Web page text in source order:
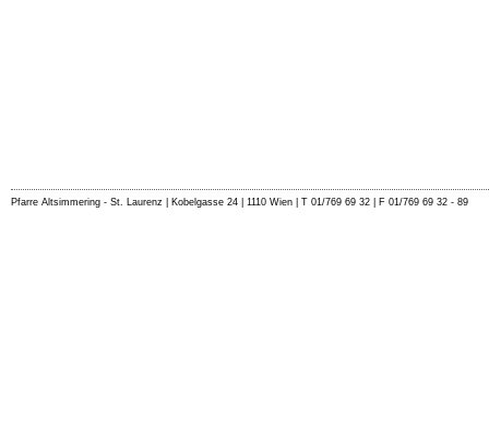
Pfarre Altsimmering - St. Laurenz | Kobelgasse 24 | 1110 Wien | T 01/769 69 32 | F 01/769 69 32 - 89